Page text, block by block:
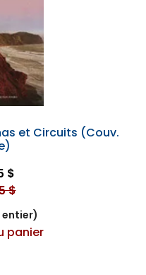
et Circuits (Couv.
$
$
entier)
panier